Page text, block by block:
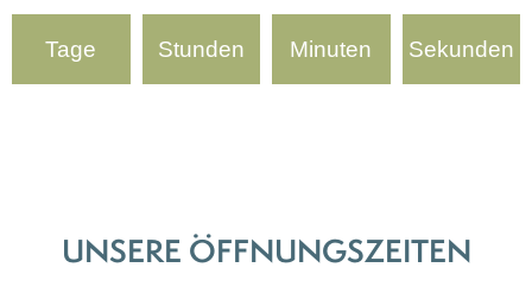
Tage Stunden Minuten Sekunden
UNSERE ÖFFNUNGSZEITEN